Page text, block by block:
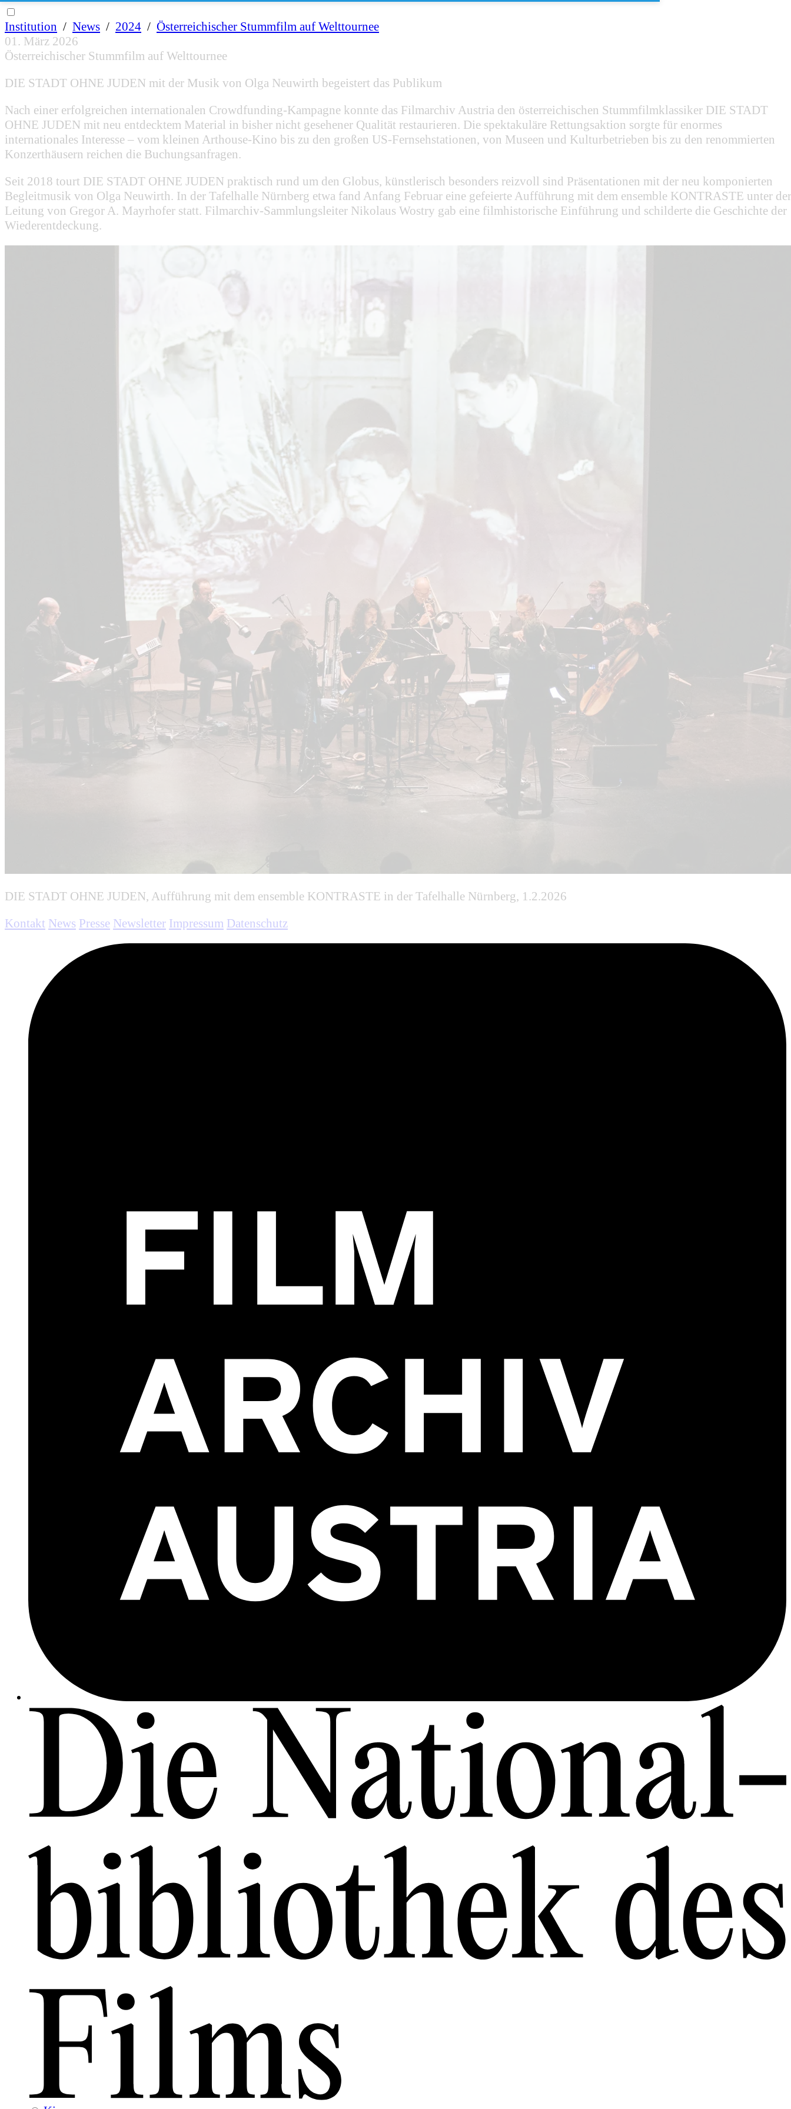
Institution / News / 2024 / Österreichischer Stummfilm auf Welttournee
01. März 2026
Österreichischer Stummfilm auf Welttournee
DIE STADT OHNE JUDEN mit der Musik von Olga Neuwirth begeistert das Publikum
Nach einer erfolgreichen internationalen Crowdfunding-Kampagne konnte das Filmarchiv Austria den österreichischen Stummfilmklassiker DIE STADT
OHNE JUDEN mit neu entdecktem Material in bisher nicht gesehener Qualität restaurieren. Die spektakuläre Rettungsaktion sorgte für enormes
internationales Interesse – vom kleinen Arthouse-Kino bis zu den großen US-Fernsehstationen, von Museen und Kulturbetrieben bis zu den renommierten
Konzerthäusern reichen die Buchungsanfragen.
Seit 2018 tourt DIE STADT OHNE JUDEN praktisch rund um den Globus, künstlerisch besonders reizvoll sind Präsentationen mit der neu komponierten
Begleitmusik von Olga Neuwirth. In der Tafelhalle Nürnberg etwa fand Anfang Februar eine gefeierte Aufführung mit dem ensemble KONTRASTE unter der
Leitung von Gregor A. Mayrhofer statt. Filmarchiv-Sammlungsleiter Nikolaus Wostry gab eine filmhistorische Einführung und schilderte die Geschichte der
Wiederentdeckung.
DIE STADT OHNE JUDEN, Aufführung mit dem ensemble KONTRASTE in der Tafelhalle Nürnberg, 1.2.2026
Kontakt News Presse Newsletter Impressum Datenschutz